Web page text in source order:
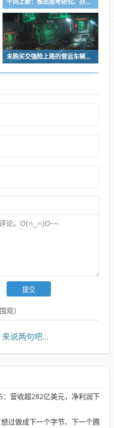
未购买交强险上路的营运车辆，停运损失是否应予支持？
观）
说两句吧...
营收超282亿美元，净利润下
过做成下一个字节、下一个腾